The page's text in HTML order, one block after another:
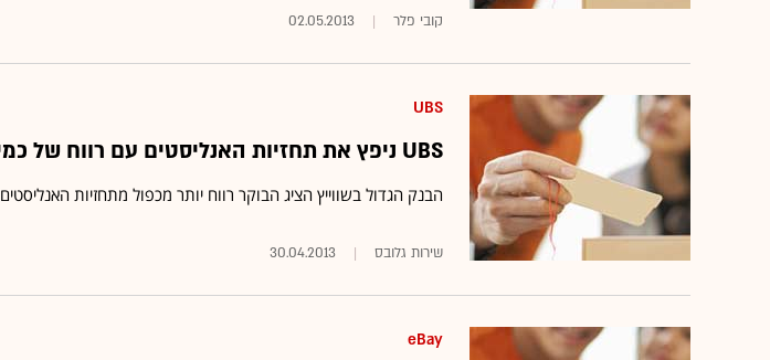
קובי פלר 02.05.2013
UBS
UBS ניפץ את תחזיות האנליסטים עם רווח של כמיליארד דולר
הבנק הגדול בשווייץ הציג הבוקר רווח יותר מכפול מתחזיות האנליסטים
שירות גלובס 30.04.2013
eBay